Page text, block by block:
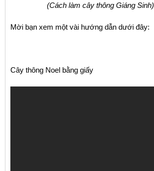
(Cách làm cây thông Giáng Sinh)
Mời bạn xem một vài hướng dẫn dưới đây:
Cây thông Noel bằng giấy